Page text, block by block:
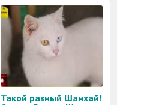
Такой разный Шанхай!